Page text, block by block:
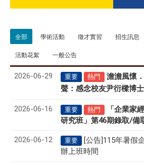
全部 學術活動 徵才實習 招生訊息
活動花絮 一般公告
2026-06-29 重要 熱門
澹澹風懷
聲 ： 感念校友尹衍樑博士
2026-06-16 重要 熱門
「企業家
研究班」第46期錄取/備
2026-06-12 重要
[公告]115年暑假
辦上班時間